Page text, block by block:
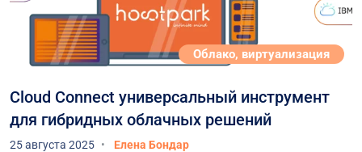
Облако, виртуализация
Cloud Connect универсальный инструмент
для гибридных облачных решений
25 августа 2025 Елена Бондар